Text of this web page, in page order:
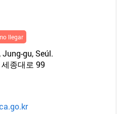
llegar
gu, Seúl.
종대로 99